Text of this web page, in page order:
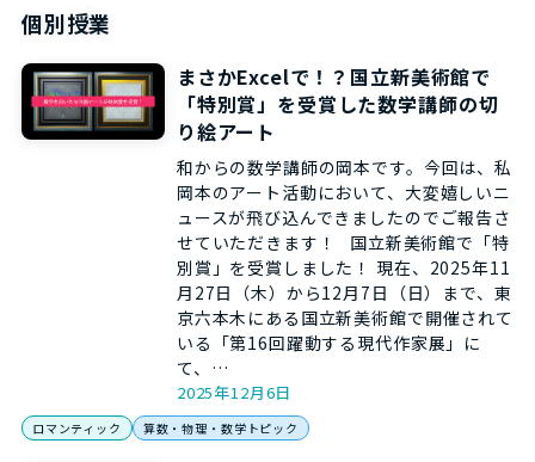
個別授業
まさかExcelで！？国立新美術館で
「特別賞」を受賞した数学講師の切
り絵アート
和からの数学講師の岡本です。今回は、私
岡本のアート活動において、大変嬉しいニ
ュースが飛び込んできましたのでご報告さ
せていただきます！ 国立新美術館で「特
別賞」を受賞しました！ 現在、2025年11
月27日（木）から12月7日（日）まで、東
京六本木にある国立新美術館で開催されて
いる「第16回躍動する現代作家展」に
て、…
2025年12月6日
ロマンティック 算数・物理・数学トピック